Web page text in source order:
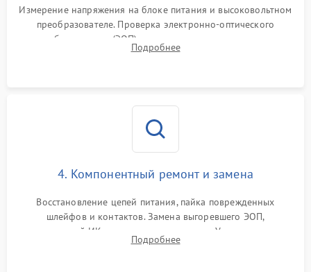
Измерение напряжения на блоке питания и высоковольтном
преобразователе. Проверка электронно-оптического
преобразователя (ЭОП) на стенде на предмет эмиссии,
шумов и засветок. Диагностика микросхем цифровых
Подробнее
4. Компонентный ремонт и замена
Восстановление цепей питания, пайка поврежденных
шлейфов и контактов. Замена выгоревшего ЭОП,
неисправной ИК-подсветки или матрицы. Ультразвуковая
очистка плат и удаление загрязнений с линз объектива и
Подробнее